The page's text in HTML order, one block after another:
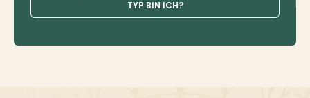
TYP BIN ICH?